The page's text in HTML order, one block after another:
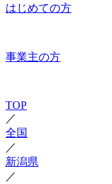
はじめての方
事業主の方
TOP
／
全国
／
新潟県
／